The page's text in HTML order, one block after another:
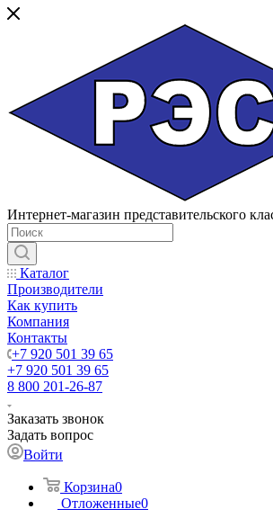
Интернет-магазин представительского
Каталог
Производители
Как купить
Компания
Контакты
+7 920 501 39 65
+7 920 501 39 65
8 800 201-26-87
Заказать звонок
Задать вопрос
Войти
Корзина0
Отложенные0